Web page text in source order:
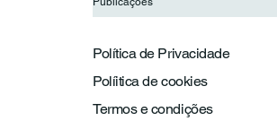
Política de Privacidade
Termos e condições
Políitica de cookies